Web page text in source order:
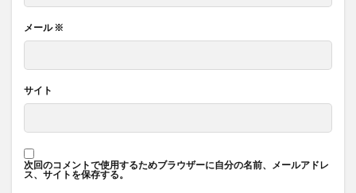
メール※
サイト
次回のコメントで使用するためブラウザーに自分の名前、メールアドレ
ス、サイトを保存する。